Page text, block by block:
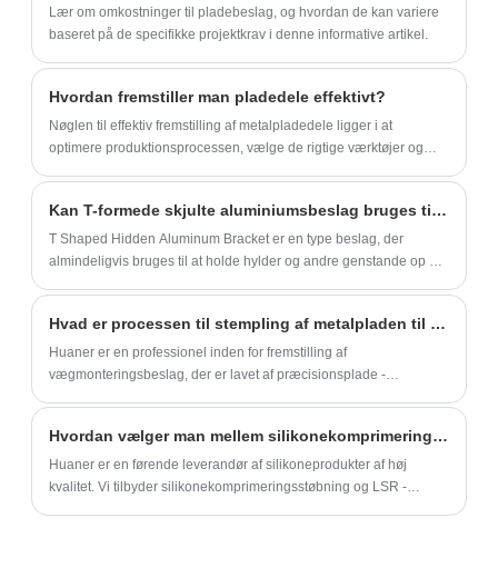
teknologi.
Lær om omkostninger til pladebeslag, og hvordan de kan variere
baseret på de specifikke projektkrav i denne informative artikel.
Hvordan fremstiller man pladedele effektivt?
Nøglen til effektiv fremstilling af metalpladedele ligger i at
optimere produktionsprocessen, vælge de rigtige værktøjer og
Kan T-formede skjulte aluminiumsbeslag bruges til udendørs applikationer?
T Shaped Hidden Aluminum Bracket er en type beslag, der
almindeligvis bruges til at holde hylder og andre genstande op på
Hvad er processen til stempling af metalpladen til vægmonteringsbeslagene?
Huaner er en professionel inden for fremstilling af
vægmonteringsbeslag, der er lavet af præcisionsplade -
Hvordan vælger man mellem silikonekomprimeringsstøbning og LSR -støbningsteknikker?
Huaner er en førende leverandør af silikoneprodukter af høj
kvalitet. Vi tilbyder silikonekomprimeringsstøbning og LSR -